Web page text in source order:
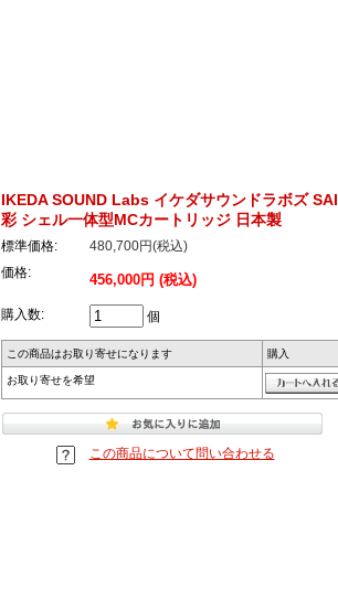
IKEDA SOUND Labs イケダサウンドラボズ SAI
彩 シェル一体型MCカートリッジ 日本製
標準価格:
480,700円(税込)
価格:
456,000円 (税込)
購入数: 個
この商品はお取り寄せになります 購入
お取り寄せを希望
この商品について問い合わせる